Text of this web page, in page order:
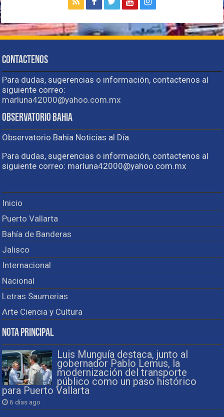
Contactenos
Para dudas, sugerencias o información, contactenos al
siguiente correo:
marluna42000@yahoo.com.mx
Observatorio Bahia
Observatorio Bahia Noticias al Día.
Para dudas, sugerencias o información, contactenos al
siguiente correo: marluna42000@yahoo.com.mx
Inicio
Puerto Vallarta
Bahía de Banderas
Jalisco
Internacional
Nacional
Letras Saumerias
Arte Ciencia y Cultura
Nota Principal
Luis Munguía destaca, junto al
gobernador Pablo Lemus, la
modernización del transporte
público como un paso histórico
para Puerto Vallarta
6 días ago